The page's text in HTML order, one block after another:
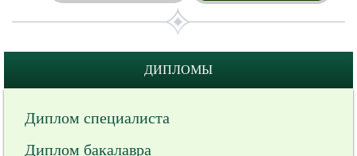
ДИПЛОМЫ
Диплом специалиста
Диплом бакалавра